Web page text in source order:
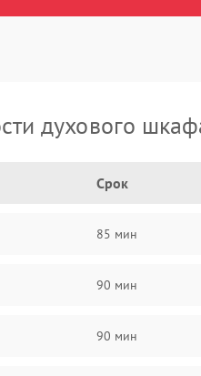
духового
Срок
85 мин
90 мин
90 мин